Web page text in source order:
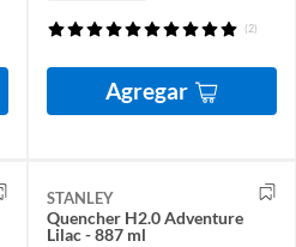
(2)
Agregar
STANLEY
Quencher H2.0 Adventure
Lilac - 887 ml